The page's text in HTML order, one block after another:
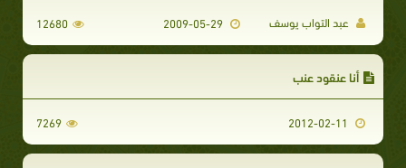
عبد التواب يوسف 2009-05-29
12680
أنا عنقود عنب
7269